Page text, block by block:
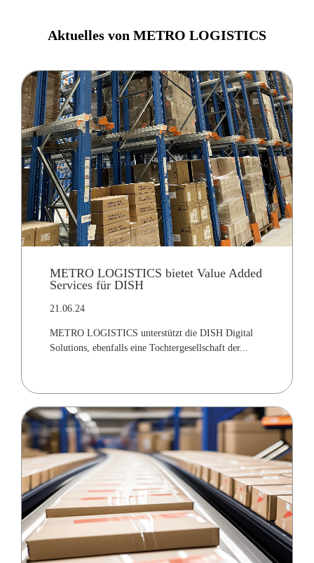
Aktuelles von METRO LOGISTICS
METRO LOGISTICS bietet Value Added
Services für DISH
21.06.24
METRO LOGISTICS unterstützt die DISH Digital
Solutions, ebenfalls eine Tochtergesellschaft der...